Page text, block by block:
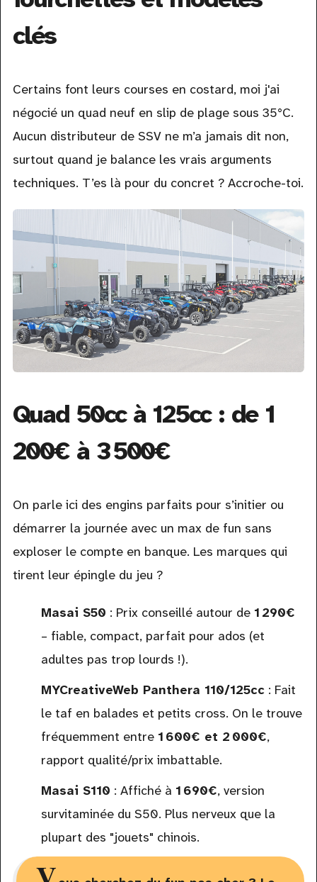
clés
Certains font leurs courses en costard, moi j'ai
négocié un quad neuf en slip de plage sous 35°C.
Aucun distributeur de SSV ne m’a jamais dit non,
surtout quand je balance les vrais arguments
techniques. T’es là pour du concret ? Accroche-toi.
Quad 50cc à 125cc : de 1
200€ à 3 500€
On parle ici des engins parfaits pour s’initier ou
démarrer la journée avec un max de fun sans
exploser le compte en banque. Les marques qui
tirent leur épingle du jeu ?
Masai S50 : Prix conseillé autour de 1 290€
– fiable, compact, parfait pour ados (et
adultes pas trop lourds !).
MYCreativeWeb Panthera 110/125cc: Fait
le taf en balades et petits cross. On le trouve
fréquemment entre 1 600€ et 2 000€,
rapport qualité/prix imbattable.
Masai S110 : Affiché à 1 690€, version
survitaminée du S50. Plus nerveux que la
plupart des "jouets" chinois.